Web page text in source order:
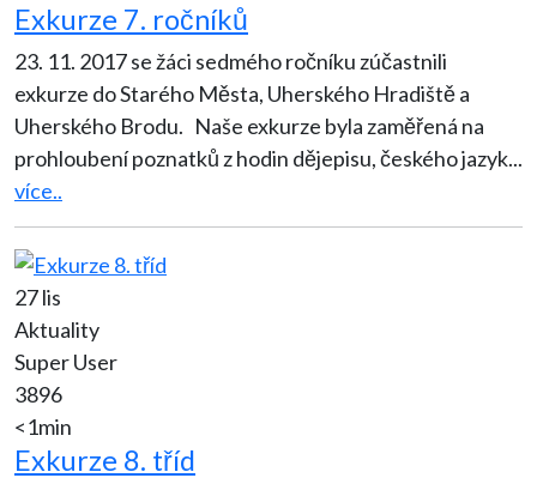
Exkurze 7. ročníků
23. 11. 2017 se žáci sedmého ročníku zúčastnili
exkurze do Starého Města, Uherského Hradiště a
Uherského Brodu. Naše exkurze byla zaměřená na
prohloubení poznatků z hodin dějepisu, českého jazyk...
více..
27 lis
Aktuality
Super User
3896
<1min
Exkurze 8. tříd